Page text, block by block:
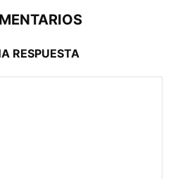
RESPUESTA